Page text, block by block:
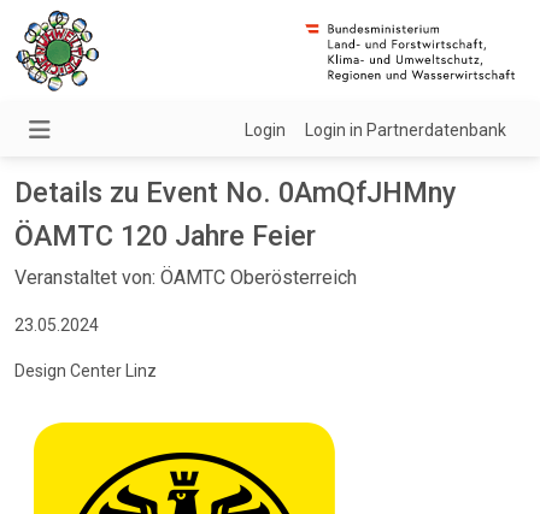
Login Login in Partnerdatenbank
Details zu Event No. 0AmQfJHMny
ÖAMTC 120 Jahre Feier
Veranstaltet von: ÖAMTC Oberösterreich
23.05.2024
Design Center Linz